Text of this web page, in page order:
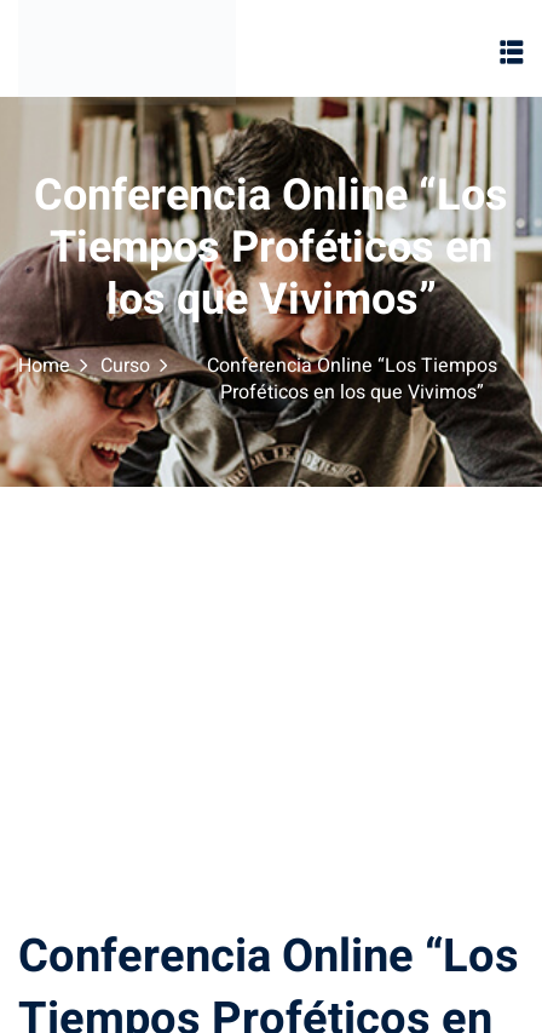
Conferencia Online “Los
Tiempos Proféticos en
los que Vivimos”
Home Curso
Conferencia Online “Los Tiempos
Proféticos en los que Vivimos”
Conferencia Online “Los